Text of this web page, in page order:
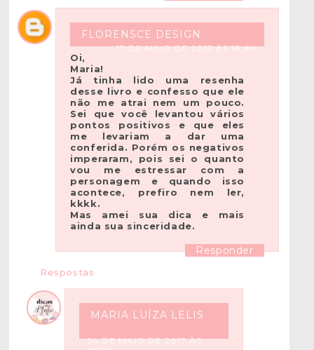
FLORENSCE DESIGN
17 DE MAIO DE 2017 ÀS 18:44
Oi,
Maria!
Já tinha lido uma resenha
desse livro e confesso que ele
não me atrai nem um pouco.
Sei que você levantou vários
pontos positivos e que eles
me levariam a dar uma
conferida. Porém os negativos
imperaram, pois sei o quanto
vou me estressar com a
personagem e quando isso
acontece, prefiro nem ler,
kkkk.
Mas amei sua dica e mais
ainda sua sinceridade.
Responder
Respostas
MARIA LUÍZA LELIS
24 DE MAIO DE 2017 ÀS